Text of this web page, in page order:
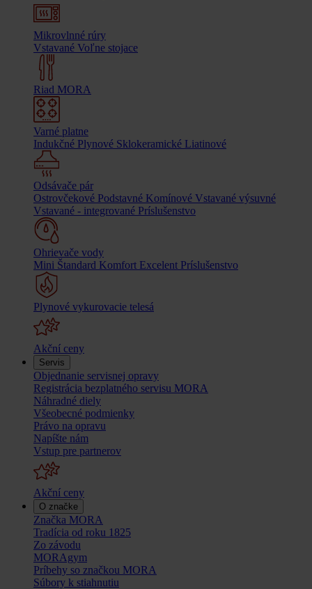
Mikrovlnné rúry
Vstavané Voľne stojace
Riad MORA
Varné platne
Indukčné Plynové Sklokeramické Liatinové
Odsávače pár
Ostrovčekové Podstavné Komínové Vstavané výsuvné
Vstavané - integrované Príslušenstvo
Ohrievače vody
Mini Štandard Komfort Excelent Príslušenstvo
Plynové vykurovacie telesá
Akční ceny
Servis
Objednanie servisnej opravy
Registrácia bezplatného servisu MORA
Náhradné diely
Všeobecné podmienky
Právo na opravu
Napíšte nám
Vstup pre partnerov
Akční ceny
O značke
Značka MORA
Tradícia od roku 1825
Zo závodu
MORAgym
Príbehy so značkou MORA
Súbory k stiahnutiu